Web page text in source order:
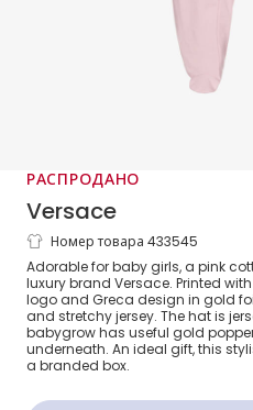
РАСПРОДАНО
Versace
Розовый
с комбинезоном
Номер товара 433545
Adorable for baby girls, a pink
luxury brand Versace. Printed
logo and Greca design in gold
and stretchy jersey. The hat is
babygrow has useful gold
underneath. An ideal gift, this
a branded box.